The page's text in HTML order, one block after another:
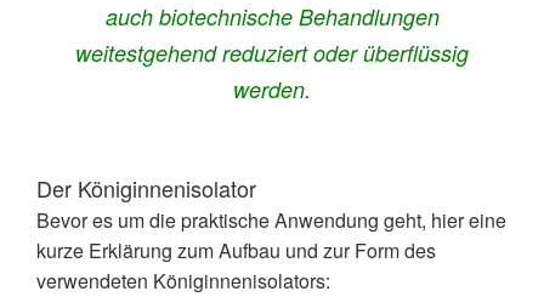
auch biotechnische Behandlungen
weitestgehend reduziert oder überflüssig
werden.
Der Königinnenisolator
Bevor es um die praktische Anwendung geht, hier eine
kurze Erklärung zum Aufbau und zur Form des
verwendeten Königinnenisolators: